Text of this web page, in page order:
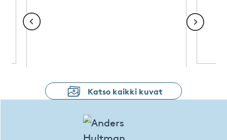
Katso kaikki kuvat